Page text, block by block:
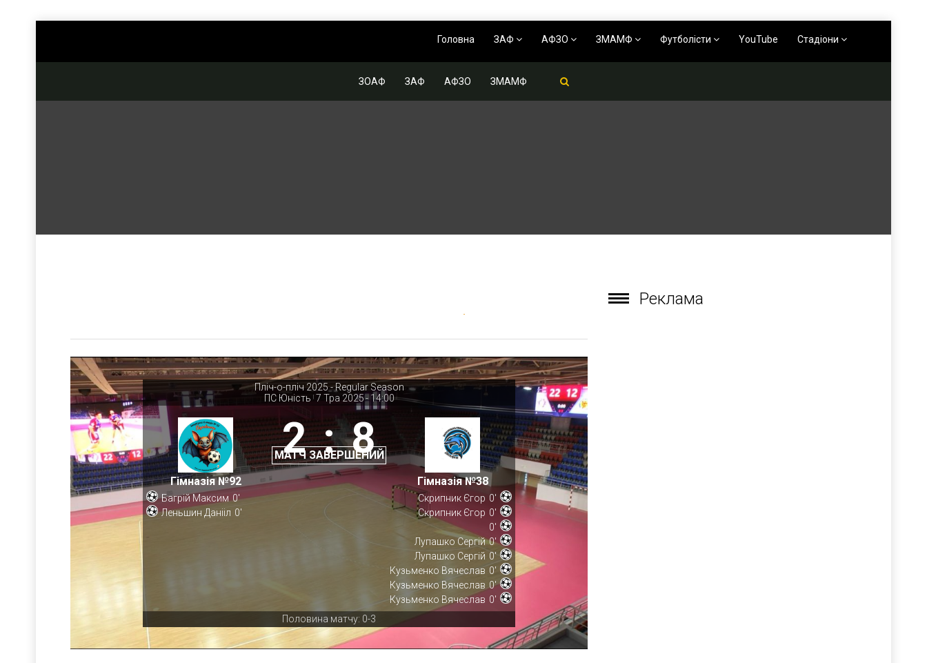
Головна ЗАФ АФЗО ЗМАМФ Футболісти YouTube Стадіони
ЗОАФ ЗАФ АФЗО ЗМАМФ
Пліч-о-пліч 2025 - Regular Season
ПС Юність | 7 Тра 2025- 14:00
Гімназія №92
2 : 8
МАТЧ ЗАВЕРШЕНИЙ
Гімназія №38
Багрій Максим 0'
Леньшин Данііл 0'
Скрипник Єгор 0'
Скрипник Єгор 0'
0'
Лупашко Сергій 0'
Лупашко Сергій 0'
Кузьменко Вячеслав 0'
Кузьменко Вячеслав 0'
Кузьменко Вячеслав 0'
Половина матчу: 0-3
Реклама